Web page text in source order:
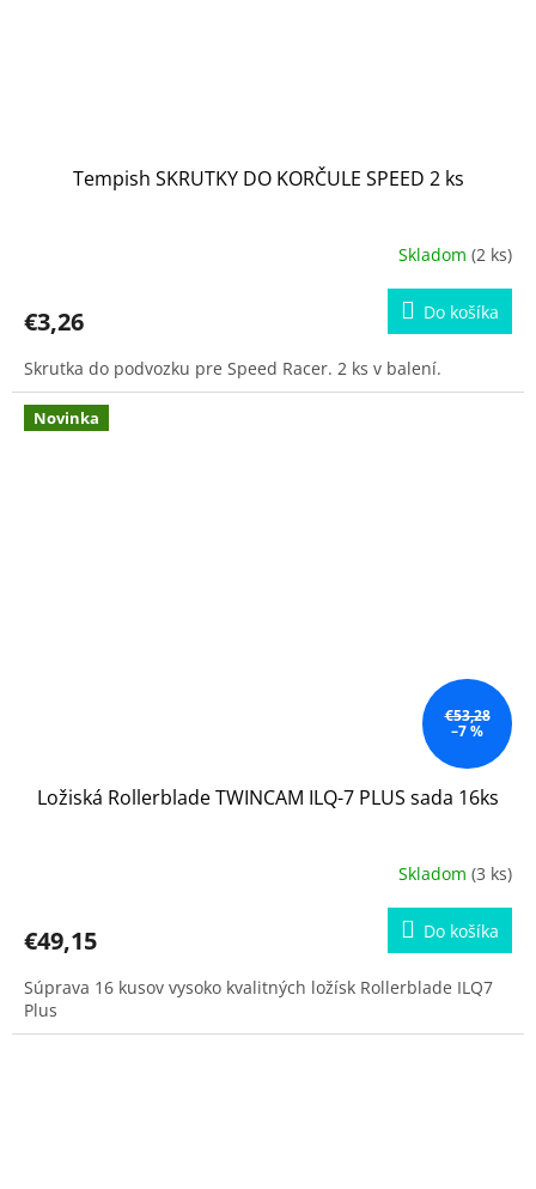
Tempish SKRUTKY DO KORČULE SPEED 2 ks
Skladom (2 ks)
€3,26 Do košíka
Skrutka do podvozku pre Speed Racer. 2 ks v balení.
Novinka
€53,28
–7 %
Ložiská Rollerblade TWINCAM ILQ-7 PLUS sada 16ks
Skladom (3 ks)
€49,15 Do košíka
Súprava 16 kusov vysoko kvalitných ložísk Rollerblade ILQ7
Plus